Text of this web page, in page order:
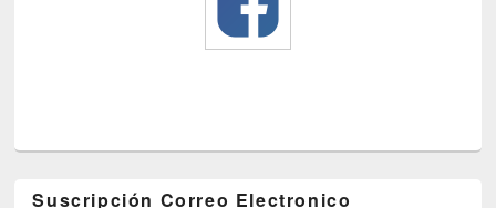
Suscripción Correo Electronico